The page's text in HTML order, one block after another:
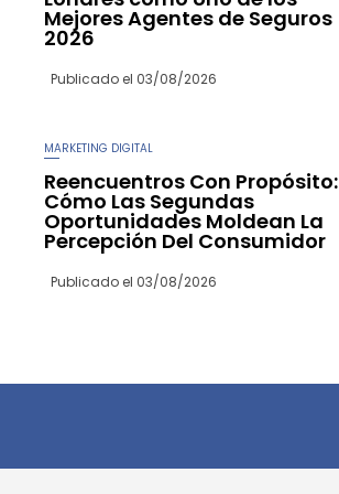
Mejores Agentes de Seguros
2026
Publicado el 03/08/2026
MARKETING DIGITAL
Reencuentros Con Propósito:
Cómo Las Segundas
Oportunidades Moldean La
Percepción Del Consumidor
Publicado el 03/08/2026